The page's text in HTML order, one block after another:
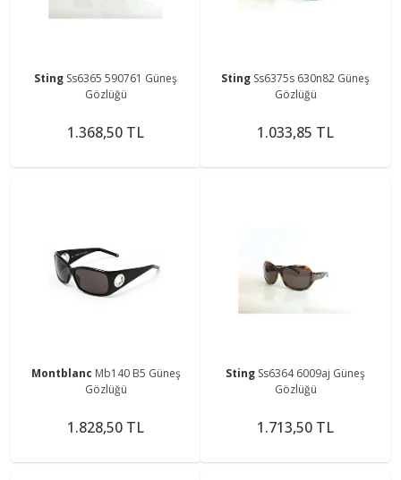
Sting Ss6365 590761 Güneş
Gözlüğü
1.368,50 TL
Sting Ss6375s 630n82 Güneş
Gözlüğü
1.033,85 TL
Montblanc Mb140 B5 Güneş
Gözlüğü
1.828,50 TL
Sting Ss6364 6009aj Güneş
Gözlüğü
1.713,50 TL